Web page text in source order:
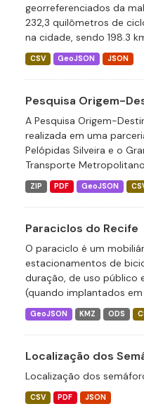
georreferenciados da
232,3 quilômetros de
na cidade, sendo 198.3
CSV GeoJSON JSON
Pesquisa Origem-
A Pesquisa Origem-
realizada em uma
Pelópidas Silveira e o
Transporte
ZIP PDF GeoJSON
Paraciclos do Recife
O paraciclo é um
estacionamentos de
duração, de uso público
(quando implantados em
GeoJSON KMZ ODS
Localização dos
Localização dos
CSV PDF JSON